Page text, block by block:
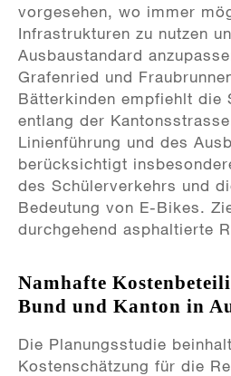
vorgesehen, wo immer
Infrastrukturen zu nutzen
Ausbaustandard
Grafenried und
Bätterkinden empfiehlt die
entlang der
Linienführung und des
berücksichtigt
des Schülerverkehrs und
Bedeutung von E-Bikes.
durchgehend asphaltierte
Namhafte
Bund und Kanton in
Die Planungsstudie
Kostenschätzung für die